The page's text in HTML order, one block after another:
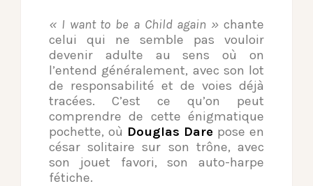
« I want to be a Child again » chante
celui qui ne semble pas vouloir
devenir adulte au sens où on
l’entend généralement, avec son lot
de responsabilité et de voies déjà
tracées. C’est ce qu’on peut
comprendre de cette énigmatique
pochette, où Douglas Dare pose en
césar solitaire sur son trône, avec
son jouet favori, son auto-harpe
fétiche.